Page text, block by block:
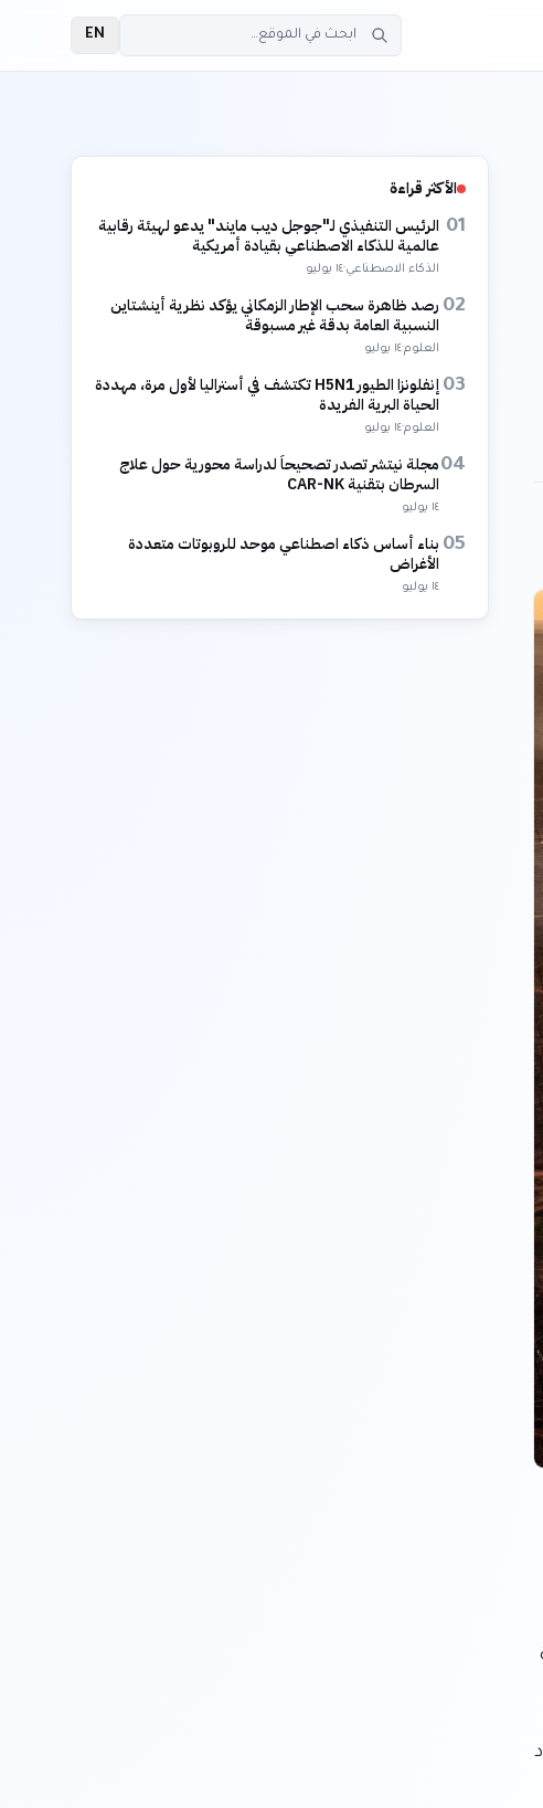
EN
الأكثر قراءة
01 الرئيس التنفيذي لـ"جوجل ديب مايند" يدعو لهيئة رقابية
عالمية للذكاء الاصطناعي بقيادة أمريكية
الذكاء الاصطناعي·١٤ يوليو
02 رصد ظاهرة سحب الإطار الزمكاني يؤكد نظرية أينشتاين
النسبية العامة بدقة غير مسبوقة
العلوم·١٤ يوليو
03
إنفلونزا الطيور H5N1 تكتشف في أستراليا لأول مرة، مهددة
الحياة البرية الفريدة
العلوم·١٤ يوليو
04مجلة نيتشر تصدر تصحيحاً لدراسة محورية حول علاج
السرطان بتقنية CAR-NK
١٤ يوليو
05 بناء أساس ذكاء اصطناعي موحد للروبوتات متعددة
الأغراض
١٤ يوليو